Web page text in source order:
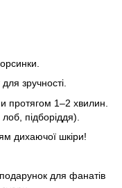
зручності.
протягом 1–2 хвилин.
підборіддя).
дихаючої шкіри!
для фанатів